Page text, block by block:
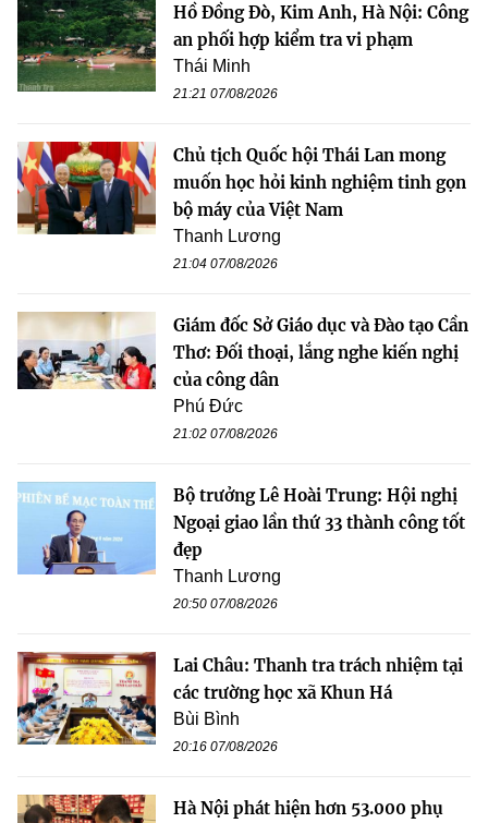
Hồ Đồng Đò, Kim Anh, Hà Nội: Công
an phối hợp kiểm tra vi phạm
Thái Minh
21:21 07/08/2026
Chủ tịch Quốc hội Thái Lan mong
muốn học hỏi kinh nghiệm tinh gọn
bộ máy của Việt Nam
Thanh Lương
21:04 07/08/2026
Giám đốc Sở Giáo dục và Đào tạo Cần
Thơ: Đối thoại, lắng nghe kiến nghị
của công dân
Phú Đức
21:02 07/08/2026
Bộ trưởng Lê Hoài Trung: Hội nghị
Ngoại giao lần thứ 33 thành công tốt
đẹp
Thanh Lương
20:50 07/08/2026
Lai Châu: Thanh tra trách nhiệm tại
các trường học xã Khun Há
Bùi Bình
20:16 07/08/2026
Hà Nội phát hiện hơn 53.000 phụ